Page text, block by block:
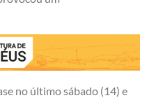
no último sábado (14) e